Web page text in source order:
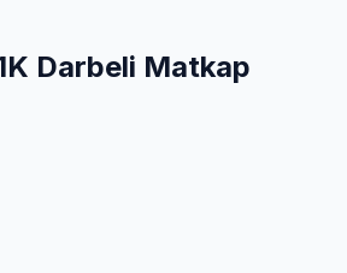
Darbeli Matkap